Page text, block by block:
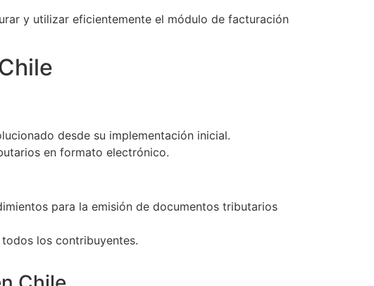
y utilizar eficientemente el módulo de facturación
desde su implementación inicial.
en formato electrónico.
para la emisión de documentos tributarios
los contribuyentes.